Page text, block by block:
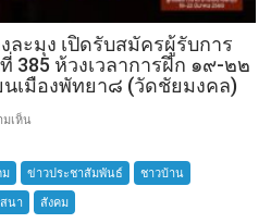
ละมุง เปิดรับสมัครผู้รับการ
385 ห้วงเวลาการฝึก ๑๙-๒๒
เมืองพัทยา๘ (วัดชัยมงคล)
เห็น
เสือ
ชาว
บ้าน
ม ข่าวประชาสัมพันธ์
ชาวบ้าน
นา สังคม